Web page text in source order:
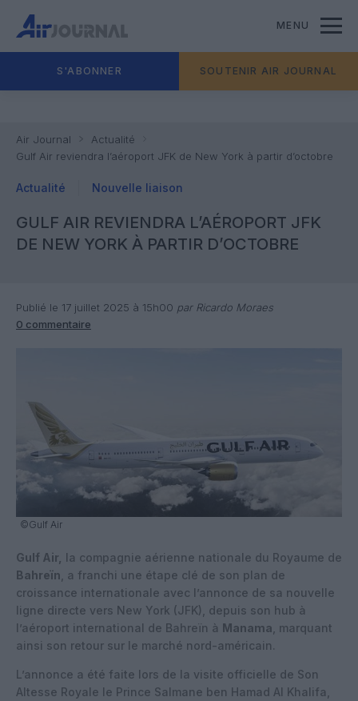
MENU
S'ABONNER SOUTENIR AIR JOURNAL
Air Journal
Actualité
Gulf Air reviendra l’aéroport JFK de New York à partir d’octobre
Actualité Nouvelle liaison
GULF AIR REVIENDRA L’AÉROPORT JFK
DE NEW YORK À PARTIR D’OCTOBRE
Publié le 17 juillet 2025 à 15h00 par Ricardo Moraes
0 commentaire
©Gulf Air
Gulf Air, la compagnie aérienne nationale du Royaume de
Bahreïn , a franchi une étape clé de son plan de
croissance internationale avec l’annonce de sa nouvelle
ligne directe vers New York (JFK), depuis son hub à
l’aéroport international de Bahreïn à Manama , marquant
ainsi son retour sur le marché nord-américain.
L’annonce a été faite lors de la visite officielle de Son
Altesse Royale le Prince Salmane ben Hamad Al Khalifa,